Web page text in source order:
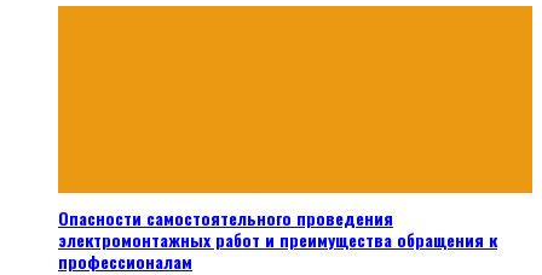
Опасности самостоятельного проведения
электромонтажных работ и преимущества обращения к
профессионалам